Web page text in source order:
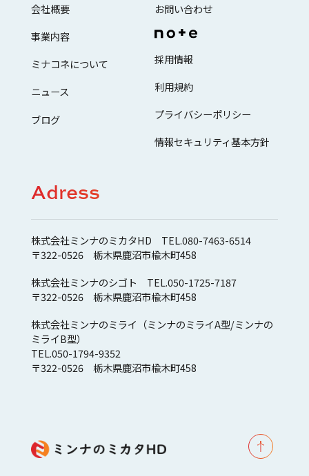
会社概要
事業内容
ミナコネについて
ニュース
ブログ
お問い合わせ
採用情報
利用規約
プライバシーポリシー
情報セキュリティ基本方針
Adress
株式会社ミンナのミカタHD TEL.080-7463-6514
〒322-0526 栃木県鹿沼市楡木町458
株式会社ミンナのシゴト TEL.050-1725-7187
〒322-0526 栃木県鹿沼市楡木町458
株式会社ミンナのミライ（ミンナのミライA型/ミンナの
ミライB型）
TEL.050-1794-9352
〒322-0526 栃木県鹿沼市楡木町458